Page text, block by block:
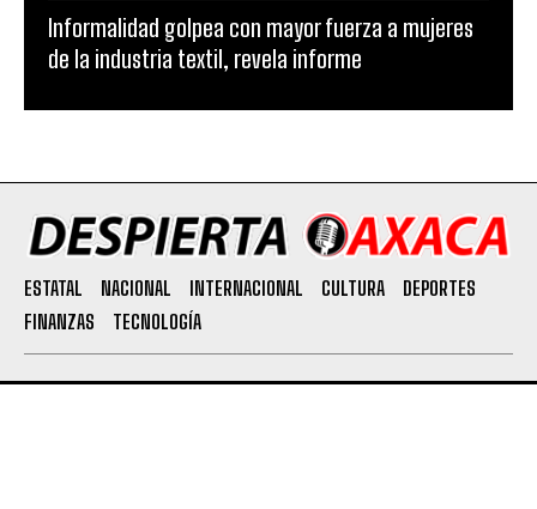
Informalidad golpea con mayor fuerza a mujeres
de la industria textil, revela informe
ESTATAL NACIONAL INTERNACIONAL CULTURA
DEPORTES
FINANZAS
TECNOLOGÍA